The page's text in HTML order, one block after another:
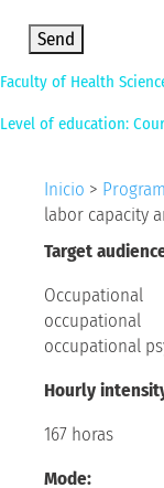
Faculty of Health
Level of education:
Inicio >
labor capacity
Target
occupational
Hourly
167 horas
Mode: